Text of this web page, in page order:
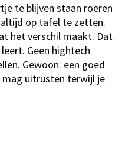
te blijven staan roeren
op tafel te zetten.
het verschil maakt. Dat
leert. Geen hightech
Gewoon: een goed
mag uitrusten terwijl je